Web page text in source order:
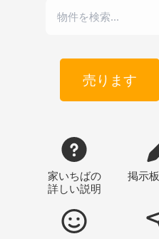
売ります
家いちばの
詳しい説明
掲示板